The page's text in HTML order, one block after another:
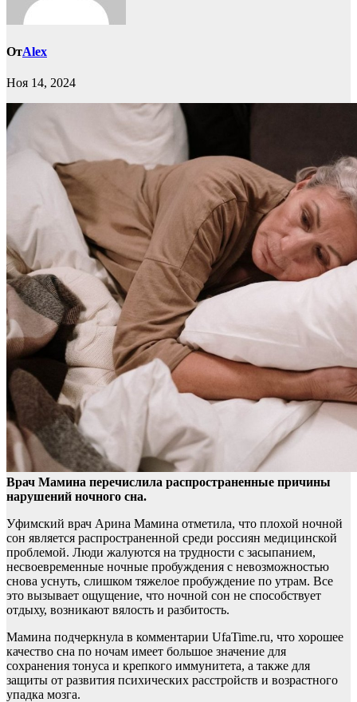
ОтAlex
Ноя 14, 2024
Врач Мамина перечислила распространенные причины
нарушений ночного сна.
Уфимский врач Арина Мамина отметила, что плохой ночной
сон является распространенной среди россиян медицинской
проблемой. Люди жалуются на трудности с засыпанием,
несвоевременные ночные пробуждения с невозможностью
снова уснуть, слишком тяжелое пробуждение по утрам. Все
это вызывает ощущение, что ночной сон не способствует
отдыху, возникают вялость и разбитость.
Мамина подчеркнула в комментарии UfaTime.ru, что хорошее
качество сна по ночам имеет большое значение для
сохранения тонуса и крепкого иммунитета, а также для
защиты от развития психических расстройств и возрастного
упадка мозга.